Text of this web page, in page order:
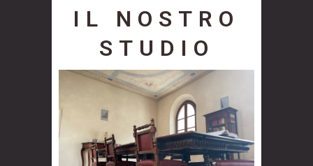
IL NOSTRO
STUDIO